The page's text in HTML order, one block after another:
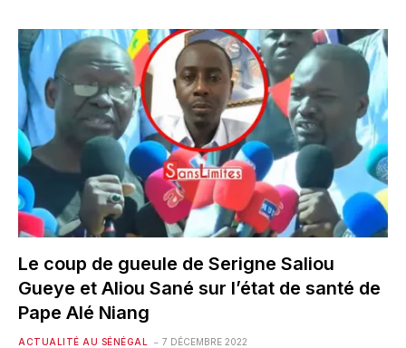
Le coup de gueule de Serigne Saliou
Gueye et Aliou Sané sur l’état de santé de
Pape Alé Niang
ACTUALITÉ AU SÉNÉGAL 7 DÉCEMBRE 2022